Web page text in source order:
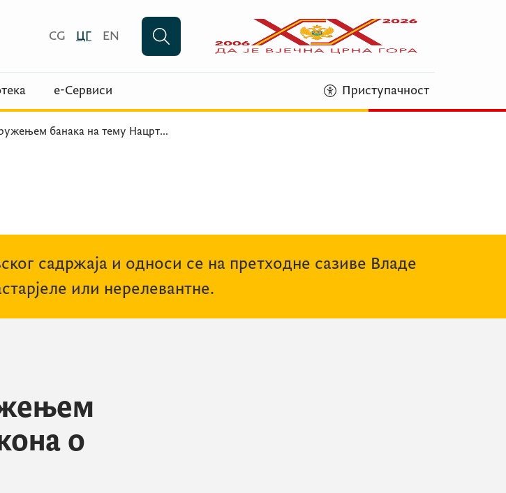
CG ЦГ EN
е-Сервиси Приступачност
банака на тему Нацрт...
садржаја и односи се на претходне сазиве Владе
или нерелевантне.
о